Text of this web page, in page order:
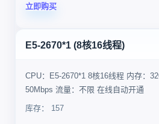
立即购买
E5-2670*1 (8核16线程)
CPU：E5-2670*1 8核16线程 内存：
50Mbps 流量：不限 在线自动开通
库存： 157